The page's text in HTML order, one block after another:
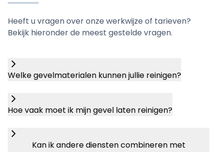
Heeft u vragen over onze werkwijze of tarieven?
Bekijk hieronder de meest gestelde vragen.
Welke gevelmaterialen kunnen jullie reinigen?
Hoe vaak moet ik mijn gevel laten reinigen?
Kan ik andere diensten combineren met